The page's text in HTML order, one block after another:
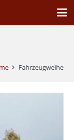
Fahrzeugweihe